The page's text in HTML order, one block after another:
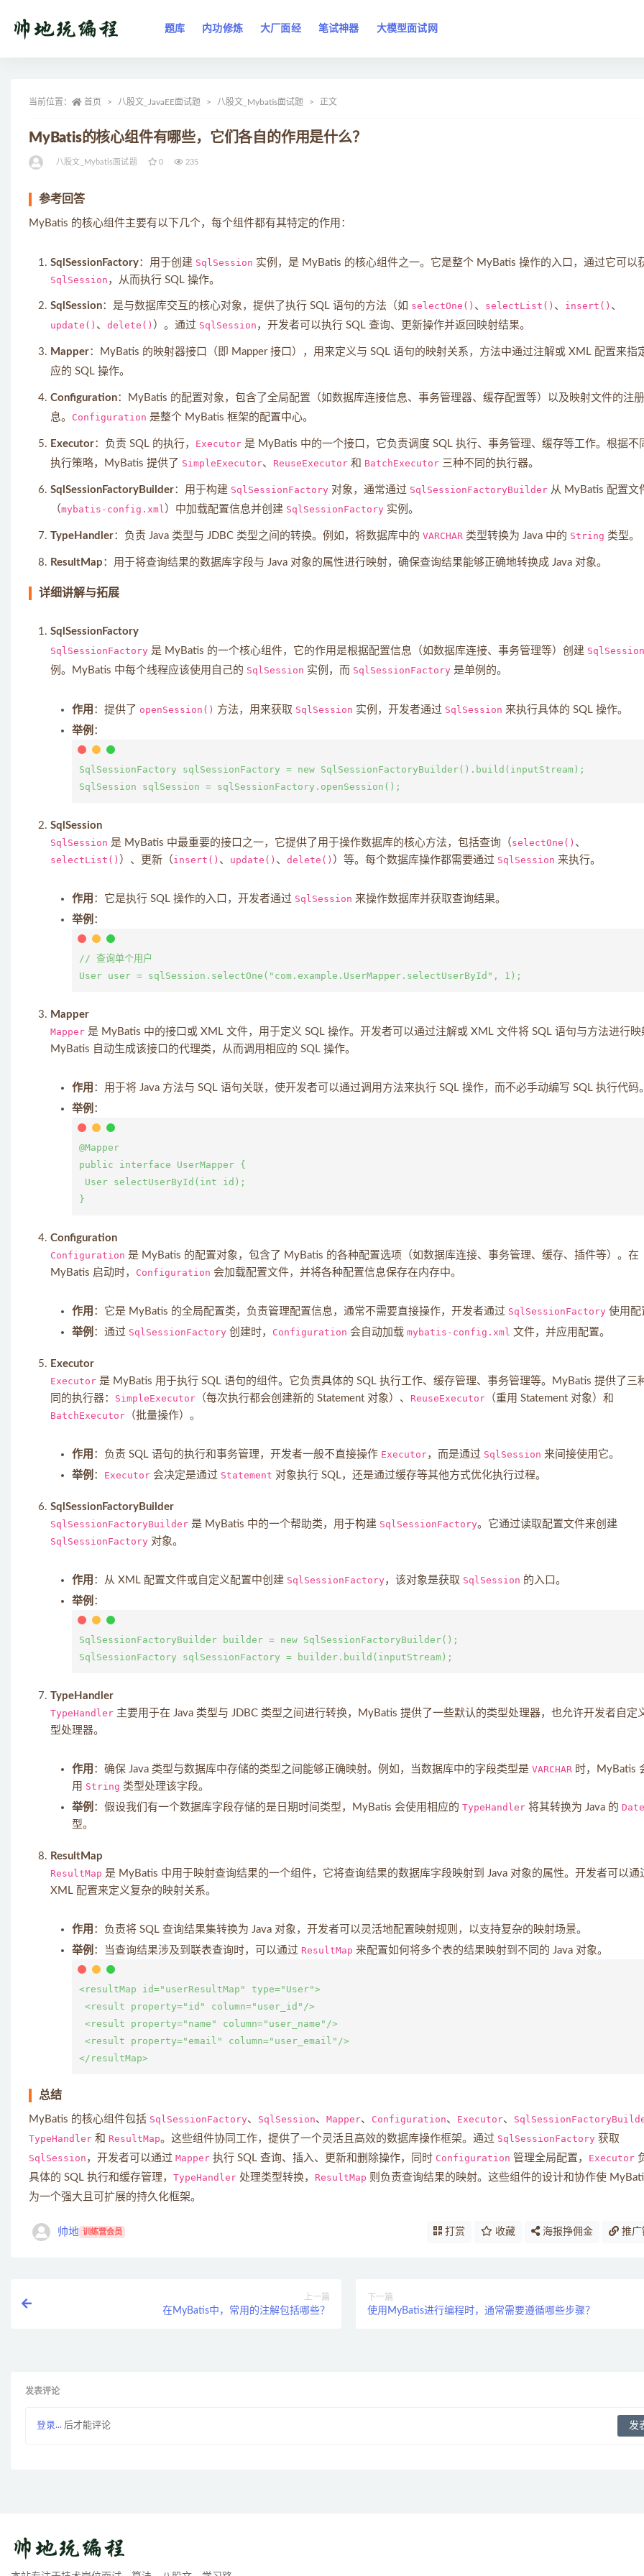
题库 内功修炼 大厂面经 笔试神器 大模型面试网
当前位置： 首页 八股文_JavaEE面试题 八股文_Mybatis面试题 正文
MyBatis的核心组件有哪些，它们各自的作用是什么？
八股文_Mybatis面试题 0 235
参考回答
MyBatis 的核心组件主要有以下几个，每个组件都有其特定的作用：
SqlSessionFactory：用于创建 SqlSession 实例，是 MyBatis 的核心组件之一。它是整个 MyBatis 操作的入口，通过它可以
SqlSession ，从而执行 SQL 操作。
SqlSession：是与数据库交互的核心对象，提供了执行 SQL 语句的方法（如 selectOne() 、 selectList() 、 insert() 、
update() 、 delete() ）。通过 SqlSession ，开发者可以执行 SQL 查询、更新操作并返回映射结果。
Mapper：MyBatis 的映射器接口（即 Mapper 接口），用来定义与 SQL 语句的映射关系，方法中通过注解或 XML 配置来指
应的 SQL 操作。
Configuration：MyBatis 的配置对象，包含了全局配置（如数据库连接信息、事务管理器、缓存配置等）以及映射文件的注
息。 Configuration 是整个 MyBatis 框架的配置中心。
Executor：负责 SQL 的执行， Executor 是 MyBatis 中的一个接口，它负责调度 SQL 执行、事务管理、缓存等工作。根据不
执行策略，MyBatis 提供了 SimpleExecutor、 ReuseExecutor 和 BatchExecutor 三种不同的执行器。
SqlSessionFactoryBuilder：用于构建 SqlSessionFactory 对象，通常通过 SqlSessionFactoryBuilder 从 MyBatis 配置文
（mybatis-config.xml）中加载配置信息并创建 SqlSessionFactory 实例。
TypeHandler：负责 Java 类型与 JDBC 类型之间的转换。例如，将数据库中的 VARCHAR 类型转换为 Java 中的 String 类型。
ResultMap ：用于将查询结果的数据库字段与 Java 对象的属性进行映射，确保查询结果能够正确地转换成 Java 对象。
详细讲解与拓展
SqlSessionFactory
SqlSessionFactory 是 MyBatis 的一个核心组件，它的作用是根据配置信息（如数据库连接、事务管理等）创建 SqlSession
例。MyBatis 中每个线程应该使用自己的 SqlSession 实例，而 SqlSessionFactory 是单例的。
作用 ：提供了 openSession() 方法，用来获取 SqlSession 实例，开发者通过 SqlSession 来执行具体的 SQL 操作。
举例 ：
SqlSessionFactory sqlSessionFactory = new SqlSessionFactoryBuilder().build(inputStream);
SqlSession
SqlSession 是 MyBatis 中最重要的接口之一，它提供了用于操作数据库的核心方法，包括查询（selectOne() 、
selectList() ）、更新（insert() 、 update() 、 delete() ）等。每个数据库操作都需要通过 SqlSession 来执行。
作用 ：它是执行 SQL 操作的入口，开发者通过 SqlSession 来操作数据库并获取查询结果。
举例 ：
// 查询单个用户
Mapper
Mapper 是 MyBatis 中的接口或 XML 文件，用于定义 SQL 操作。开发者可以通过注解或 XML 文件将 SQL 语句与方法进行映
MyBatis 自动生成该接口的代理类，从而调用相应的 SQL 操作。
作用 ：用于将 Java 方法与 SQL 语句关联，使开发者可以通过调用方法来执行 SQL 操作，而不必手动编写 SQL 执行代码。
举例 ：
@Mapper
public interface UserMapper {
User selectUserById(int id);
Configuration
Configuration 是 MyBatis 的配置对象，包含了 MyBatis 的各种配置选项（如数据库连接、事务管理、缓存、插件等）。在
MyBatis 启动时， Configuration 会加载配置文件，并将各种配置信息保存在内存中。
作用 ：它是 MyBatis 的全局配置类，负责管理配置信息，通常不需要直接操作，开发者通过 SqlSessionFactory 使用配
举例 ：通过 SqlSessionFactory 创建时， Configuration 会自动加载 mybatis-config.xml 文件，并应用配置。
Executor
Executor 是 MyBatis 用于执行 SQL 语句的组件。它负责具体的 SQL 执行工作、缓存管理、事务管理等。MyBatis 提供了三
同的执行器： SimpleExecutor （每次执行都会创建新的 Statement 对象）、 ReuseExecutor （重用 Statement 对象）和
BatchExecutor （批量操作）。
作用 ：负责 SQL 语句的执行和事务管理，开发者一般不直接操作 Executor，而是通过 SqlSession 来间接使用它。
举例 ： Executor 会决定是通过 Statement 对象执行 SQL，还是通过缓存等其他方式优化执行过程。
SqlSessionFactoryBuilder
SqlSessionFactoryBuilder 是 MyBatis 中的一个帮助类，用于构建 SqlSessionFactory。它通过读取配置文件来创建
SqlSessionFactory 对象。
作用 ：从 XML 配置文件或自定义配置中创建 SqlSessionFactory，该对象是获取 SqlSession 的入口。
举例 ：
SqlSessionFactoryBuilder builder = new SqlSessionFactoryBuilder();
TypeHandler
TypeHandler 主要用于在 Java 类型与 JDBC 类型之间进行转换，MyBatis 提供了一些默认的类型处理器，也允许开发者自定
型处理器。
作用 ：确保 Java 类型与数据库中存储的类型之间能够正确映射。例如，当数据库中的字段类型是 VARCHAR 时，MyBatis
用 String 类型处理该字段。
举例 ：假设我们有一个数据库字段存储的是日期时间类型，MyBatis 会使用相应的 TypeHandler 将其转换为 Java 的 Date
型。
ResultMap
ResultMap 是 MyBatis 中用于映射查询结果的一个组件，它将查询结果的数据库字段映射到 Java 对象的属性。开发者可以通
XML 配置来定义复杂的映射关系。
作用 ：负责将 SQL 查询结果集转换为 Java 对象，开发者可以灵活地配置映射规则，以支持复杂的映射场景。
举例 ：当查询结果涉及到联表查询时，可以通过 ResultMap 来配置如何将多个表的结果映射到不同的 Java 对象。
<resultMap id="userResultMap" type="User">
<result property="id" column="user_id"/>
<result property="name" column="user_name"/>
<result property="email" column="user_email"/>
总结
MyBatis 的核心组件包括 SqlSessionFactory、 SqlSession、 Mapper、 Configuration、 Executor、
TypeHandler 和 ResultMap。这些组件协同工作，提供了一个灵活且高效的数据库操作框架。通过 SqlSessionFactory 获取
SqlSession ，开发者可以通过 Mapper 执行 SQL 查询、插入、更新和删除操作，同时 Configuration 管理全局配置， Executor
具体的 SQL 执行和缓存管理， TypeHandler 处理类型转换， ResultMap 则负责查询结果的映射。这些组件的设计和协作使
为一个强大且可扩展的持久化框架。
帅地 训练营会员 打赏 收藏 海报挣佣金 推广
上一篇
在MyBatis中，常用的注解包括哪些？
下一篇
使用MyBatis进行编程时，通常需要遵循哪些步骤？
发表评论
登录... 后才能评论